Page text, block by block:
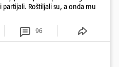
partijali. Roštiljali su, a onda mu
96